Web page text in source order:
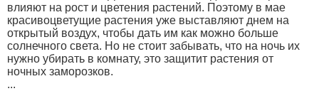
влияют на рост и цветения растений. Поэтому в мае
красивоцветущие растения уже выставляют днем на
открытый воздух, чтобы дать им как можно больше
солнечного света. Но не стоит забывать, что на ночь их
нужно убирать в комнату, это защитит растения от
ночных заморозков.
...